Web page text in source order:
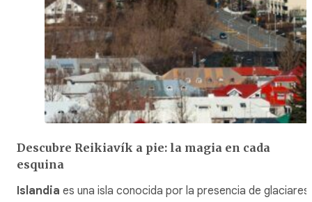
Descubre Reikiavík a pie: la magia en cada
esquina
Islandia es una isla conocida por la presencia de glaciares,